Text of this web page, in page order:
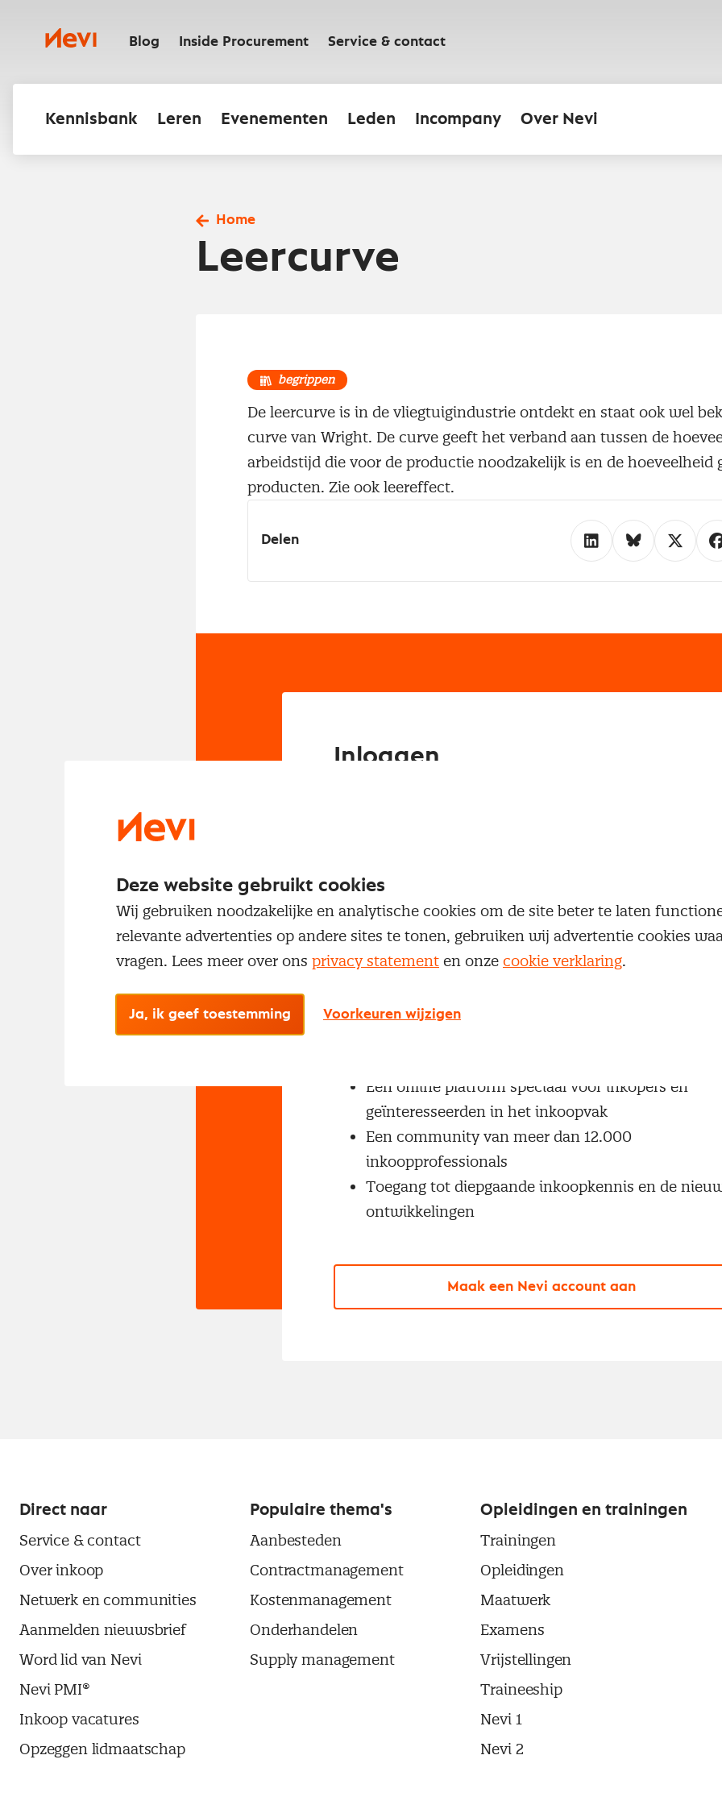
inhoudNevi Blog Inside Procurement Service & contact
Kennisbank Leren Evenementen Leden Incompany Over Nevi
Home
Leercurve
begrippen
De leercurve is in de vliegtuigindustrie ontdekt en staat ook wel
curve van Wright. De curve geeft het verband aan tussen de
arbeidstijd die voor de productie noodzakelijk is en de hoeveelheid
producten. Zie ook leereffect.
Delen
Inloggen
Nog geen Nevi account?
Een online platform speciaal voor inkopers en
geïnteresseerden in het inkoopvak
Een community van meer dan 12.000
inkoopprofessionals
Toegang tot diepgaande inkoopkennis en de
ontwikkelingen
Maak een Nevi account aan
Direct naar
Service & contact
Over inkoop
Netwerk en communities
Aanmelden nieuwsbrief
Word lid van Nevi
Nevi PMI®
Inkoop vacatures
Opzeggen lidmaatschap
Populaire thema's
Aanbesteden
Contractmanagement
Kostenmanagement
Onderhandelen
Supply management
Opleidingen en trainingen
Trainingen
Opleidingen
Maatwerk
Examens
Vrijstellingen
Traineeship
Nevi 1
Nevi 2
Deze website gebruikt cookies
Wij gebruiken noodzakelijke en analytische cookies om de site beter te laten
relevante advertenties op andere sites te tonen, gebruiken wij advertentie cookies
vragen. Lees meer over ons privacy statement en onze cookie verklaring.
Ja, ik geef toestemming Voorkeuren wijzigen